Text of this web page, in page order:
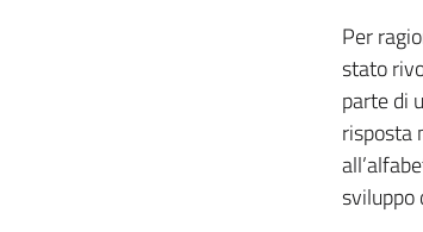
Per
stato
parte di
risposta